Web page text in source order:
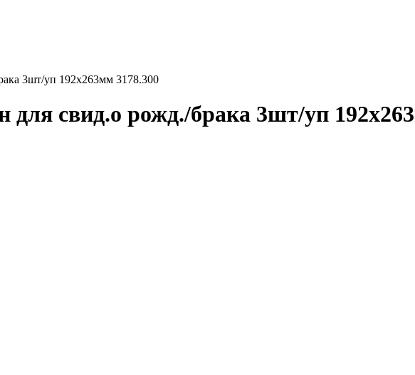
3шт/уп 192x263мм 3178.300
для свид.о рожд./брака 3шт/уп